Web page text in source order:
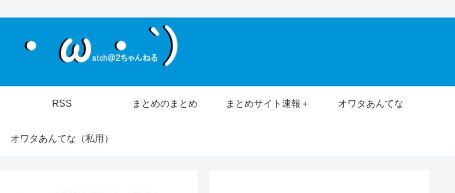
RSS まとめのまとめ まとめサイト速報＋ オワタあんてな
オワタあんてな（私用）